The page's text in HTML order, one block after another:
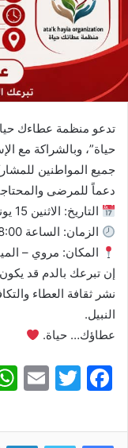
تدعو منظمة عطاءك
حياة”، وبالشراكة مع
جميع المواطنين
دعماً للمرضى
التاريخ: الاثنين 15 يونيو 2026م
الزمان: الساعة 8:00 صباحاً
المكان: مروي –
إن تبرعك بالدم قد
نشر ثقافة العطاء
النبيل.
عطاؤك… حياة.
F
c
T
itt
E
ai